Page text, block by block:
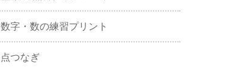
数字・数の練習プリント
点つなぎ